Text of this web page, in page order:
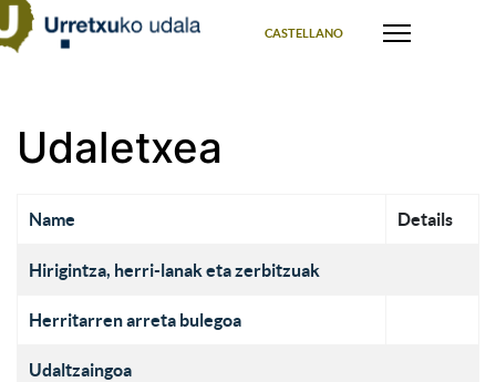
CASTELLANO
Udaletxea
Name Details
Hirigintza, herri-lanak eta zerbitzuak
Herritarren arreta bulegoa
Udaltzaingoa